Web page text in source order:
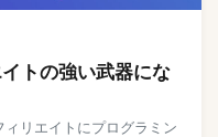
トの強い武器にな
リエイトにプログラミン